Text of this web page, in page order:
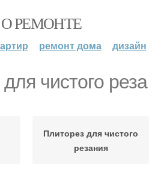
РЕМОНТЕ
ремонт дома дизайн
чистого реза
Плиторез для чистого
резания